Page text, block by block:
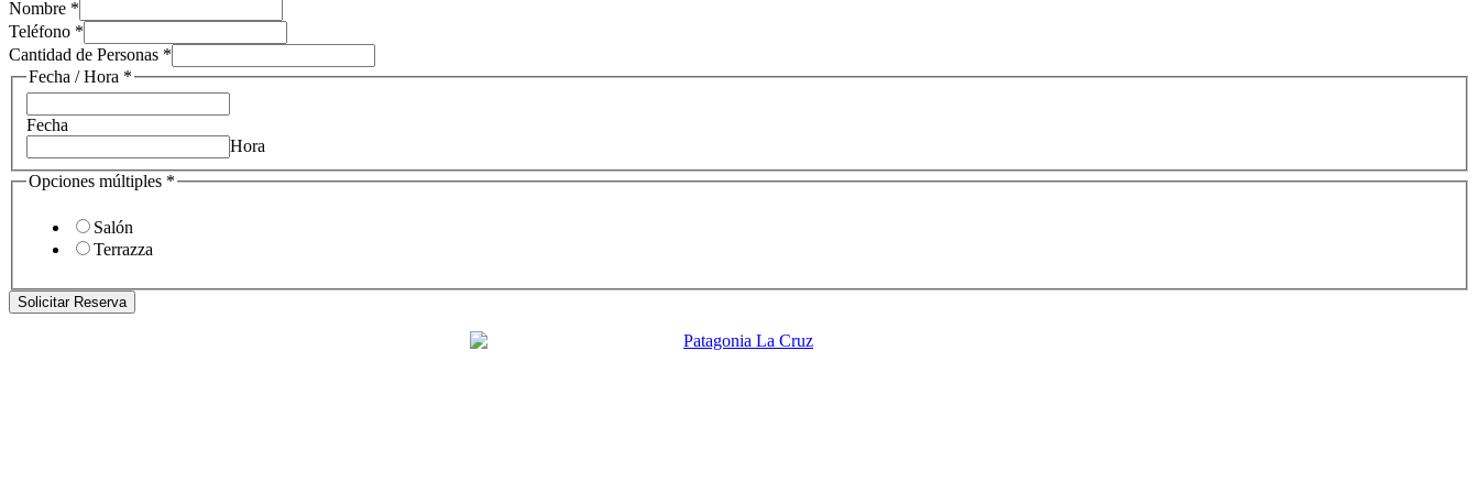
Personas
de
Nombre
Nombre *
Teléfono *
Cantidad de Personas *
Fecha / Hora *
Fecha
Hora
Opciones múltiples *
Salón
Terrazza
Solicitar Reserva